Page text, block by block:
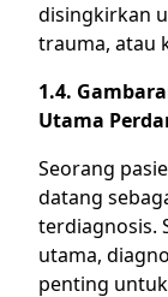
disingkirkan
trauma, atau
1.4.
Utama
Seorang
datang
terdiagnosis.
utama,
penting